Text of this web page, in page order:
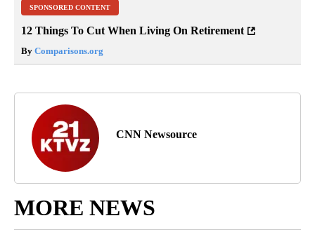
SPONSORED CONTENT
12 Things To Cut When Living On Retirement
By Comparisons.org
CNN Newsource
MORE NEWS